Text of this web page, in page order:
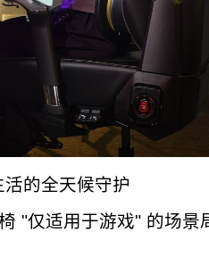
的全天候守护
"仅适用于游戏" 的场景